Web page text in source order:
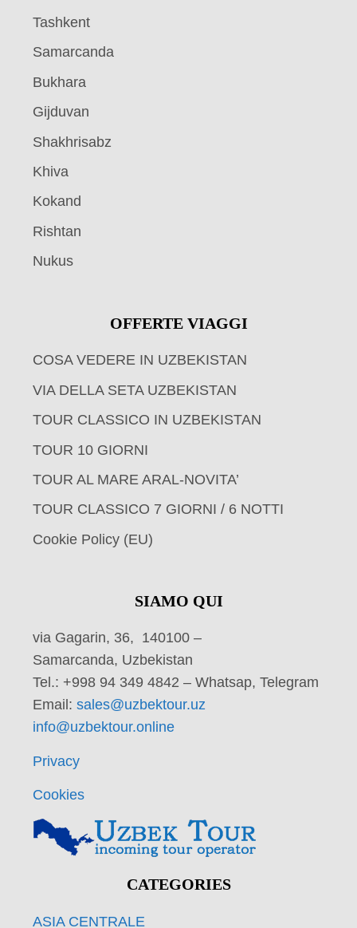
Tashkent
Samarcanda
Bukhara
Gijduvan
Shakhrisabz
Khiva
Kokand
Rishtan
Nukus
OFFERTE VIAGGI
COSA VEDERE IN UZBEKISTAN
VIA DELLA SETA UZBEKISTAN
TOUR CLASSICO IN UZBEKISTAN
TOUR 10 GIORNI
TOUR AL MARE ARAL-NOVITA’
TOUR CLASSICO 7 GIORNI / 6 NOTTI
Cookie Policy (EU)
SIAMO QUI
via Gagarin, 36, 140100 –
Samarcanda, Uzbekistan
Tel.: +998 94 349 4842 – Whatsap, Telegram
Email: sales@uzbektour.uz
info@uzbektour.online
Privacy
Cookies
CATEGORIES
ASIA CENTRALE